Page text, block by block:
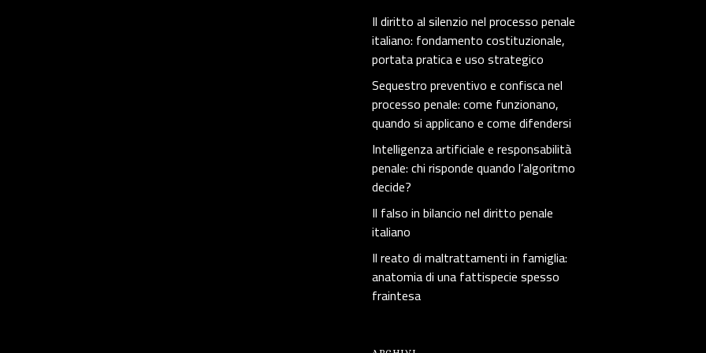
Il diritto al silenzio nel processo penale
italiano: fondamento costituzionale,
portata pratica e uso strategico
Sequestro preventivo e confisca nel
processo penale: come funzionano,
quando si applicano e come difendersi
Intelligenza artificiale e responsabilità
penale: chi risponde quando l’algoritmo
decide?
Il falso in bilancio nel diritto penale
italiano
Il reato di maltrattamenti in famiglia:
anatomia di una fattispecie spesso
fraintesa